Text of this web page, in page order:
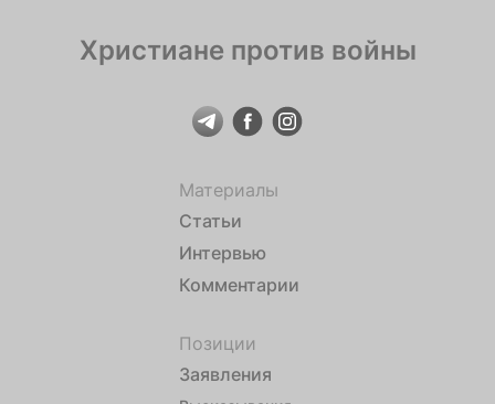
Христиане против войны
Материалы
Статьи
Интервью
Комментарии
Позиции
Заявления